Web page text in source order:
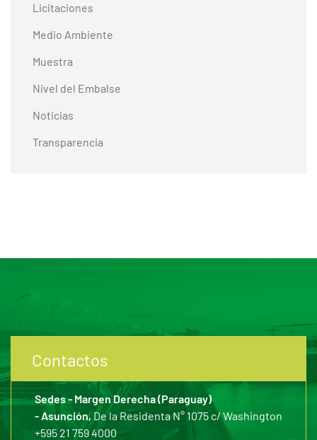
Licitaciones
Medio Ambiente
Muestra
Nivel del Embalse
Noticias
Transparencia
Contactos
Sedes - Margen Derecha (Paraguay)
- Asunción,De la Residenta N° 1075 c/ Washington
+595 21 759 4000